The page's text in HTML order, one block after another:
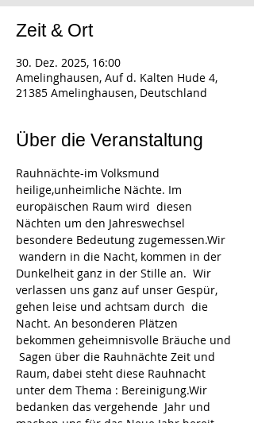
Zeit & Ort
30. Dez. 2025, 16:00
Amelinghausen, Auf d. Kalten Hude 4,
21385 Amelinghausen, Deutschland
Über die Veranstaltung
Rauhnächte-im Volksmund
heilige,unheimliche Nächte. Im
europäischen Raum wird  diesen
Nächten um den Jahreswechsel
besondere Bedeutung zugemessen.Wir
wandern in die Nacht, kommen in der
Dunkelheit ganz in der Stille an.  Wir
verlassen uns ganz auf unser Gespür,
gehen leise und achtsam durch  die
Nacht. An besonderen Plätzen
bekommen geheimnisvolle Bräuche und
Sagen über die Rauhnächte Zeit und
Raum, dabei steht diese Rauhnacht
unter dem Thema : Bereinigung.Wir
bedanken das vergehende  Jahr und